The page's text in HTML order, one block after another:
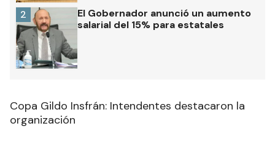
El Gobernador anunció un aumento
salarial del 15% para estatales
2
Copa Gildo Insfrán: Intendentes destacaron la
organización